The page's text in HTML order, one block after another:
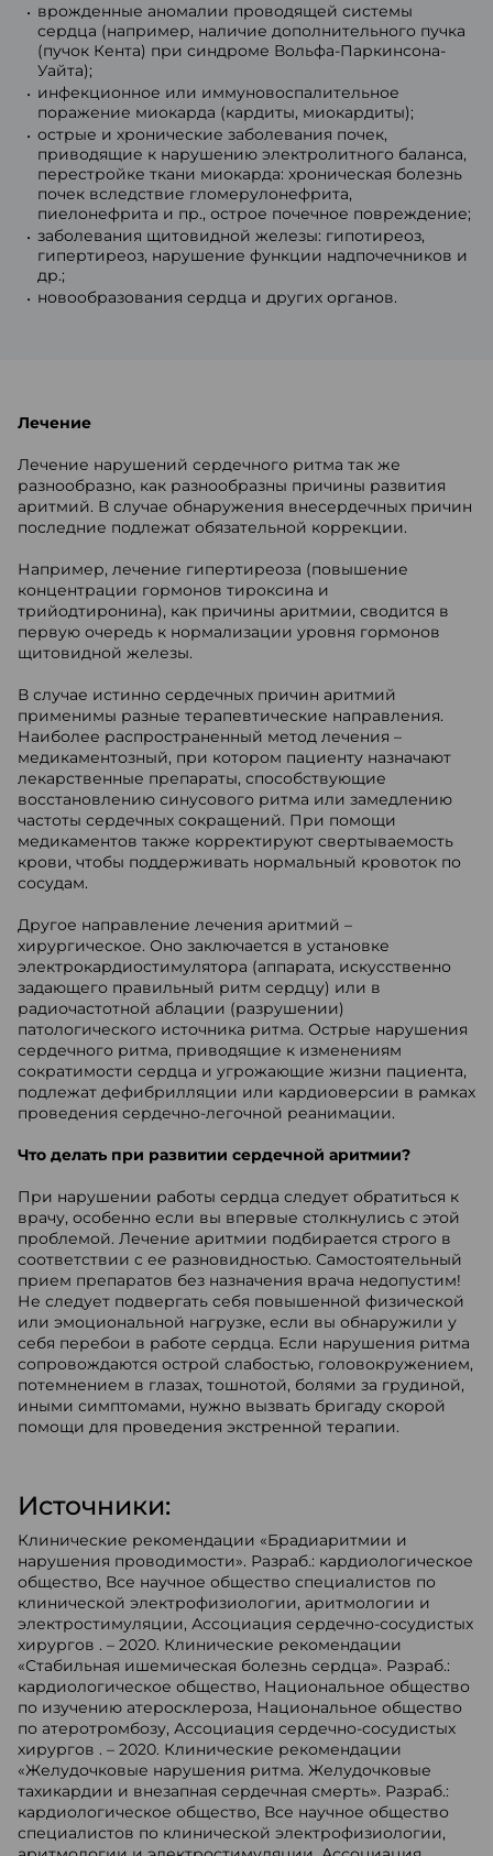
врожденные аномалии проводящей системы
сердца (например, наличие дополнительного пучка
(пучок Кента) при синдроме Вольфа-Паркинсона-
Уайта);
инфекционное или иммуновоспалительное
поражение миокарда (кардиты, миокардиты);
острые и хронические заболевания почек,
приводящие к нарушению электролитного баланса,
перестройке ткани миокарда: хроническая болезнь
почек вследствие гломерулонефрита,
пиелонефрита и пр., острое почечное повреждение;
заболевания щитовидной железы: гипотиреоз,
гипертиреоз, нарушение функции надпочечников и
др.;
новообразования сердца и других органов.
Лечение
Лечение нарушений сердечного ритма так же
разнообразно, как разнообразны причины развития
аритмий. В случае обнаружения внесердечных причин
последние подлежат обязательной коррекции.
Например, лечение гипертиреоза (повышение
концентрации гормонов тироксина и
трийодтиронина), как причины аритмии, сводится в
первую очередь к нормализации уровня гормонов
щитовидной железы.
В случае истинно сердечных причин аритмий
применимы разные терапевтические направления.
Наиболее распространенный метод лечения –
медикаментозный, при котором пациенту назначают
лекарственные препараты, способствующие
восстановлению синусового ритма или замедлению
частоты сердечных сокращений. При помощи
медикаментов также корректируют свертываемость
крови, чтобы поддерживать нормальный кровоток по
сосудам.
Другое направление лечения аритмий –
хирургическое. Оно заключается в установке
электрокардиостимулятора (аппарата, искусственно
задающего правильный ритм сердцу) или в
радиочастотной аблации (разрушении)
патологического источника ритма. Острые нарушения
сердечного ритма, приводящие к изменениям
сократимости сердца и угрожающие жизни пациента,
подлежат дефибрилляции или кардиоверсии в рамках
проведения сердечно-легочной реанимации.
Что делать при развитии сердечной аритмии?
При нарушении работы сердца следует обратиться к
врачу, особенно если вы впервые столкнулись с этой
проблемой. Лечение аритмии подбирается строго в
соответствии с ее разновидностью. Самостоятельный
прием препаратов без назначения врача недопустим!
Не следует подвергать себя повышенной физической
или эмоциональной нагрузке, если вы обнаружили у
себя перебои в работе сердца. Если нарушения ритма
сопровождаются острой слабостью, головокружением,
потемнением в глазах, тошнотой, болями за грудиной,
иными симптомами, нужно вызвать бригаду скорой
помощи для проведения экстренной терапии.
Источники:
Клинические рекомендации «Брадиаритмии и
нарушения проводимости». Разраб.: кардиологическое
общество, Все научное общество специалистов по
клинической электрофизиологии, аритмологии и
электростимуляции, Ассоциация сердечно-сосудистых
хирургов . – 2020. Клинические рекомендации
«Стабильная ишемическая болезнь сердца». Разраб.:
кардиологическое общество, Национальное общество
по изучению атеросклероза, Национальное общество
по атеротромбозу, Ассоциация сердечно-сосудистых
хирургов . – 2020. Клинические рекомендации
«Желудочковые нарушения ритма. Желудочковые
тахикардии и внезапная сердечная смерть». Разраб.:
кардиологическое общество, Все научное общество
специалистов по клинической электрофизиологии,